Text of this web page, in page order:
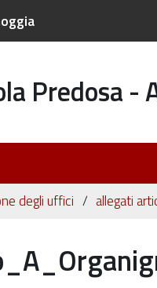
Predosa
degli uffici allegati